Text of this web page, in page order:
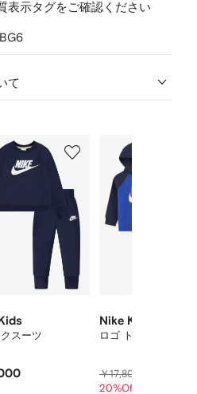
表示タグをご確認ください
て
クスーツ
Nike Kids
ロゴ トラックスーツ
￥17,800
20%Off